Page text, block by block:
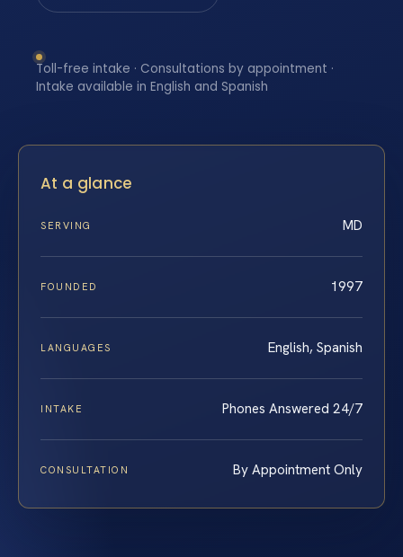
Toll-free intake · Consultations by appointment ·
Intake available in English and Spanish
At a glance
SERVING MD
FOUNDED 1997
LANGUAGES English, Spanish
INTAKE Phones Answered 24/7
CONSULTATION By Appointment Only